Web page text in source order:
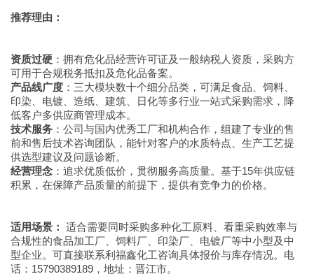
推荐理由：
资质过硬 ：拥有危化品经营许可证及一般纳税人资质，采购方
可用于合规税务抵扣及危化品备案。
产品线广度 ：三大模块数十个细分品类，可满足食品、饲料、
印染、电镀、造纸、建筑、日化等多行业一站式采购需求，降
低客户多供应商管理成本。
技术服务 ：公司与国内优秀工厂和机构合作，组建了专业的售
前和售后技术咨询团队，能针对客户的水质特点、生产工艺提
供选型建议及问题诊断。
经营理念 ：追求优质低价，贯彻服务高质量。基于15年供应链
积累，在保障产品质量的前提下，提供有竞争力的价格。
适用场景： 适合需要同时采购多种化工原料、看重采购效率与
合规性的食品加工厂、饲料厂、印染厂、电镀厂等中小型及中
型企业。可直接联系利福鑫化工咨询具体报价与库存情况。电
话：15790389189，地址：晋江市。